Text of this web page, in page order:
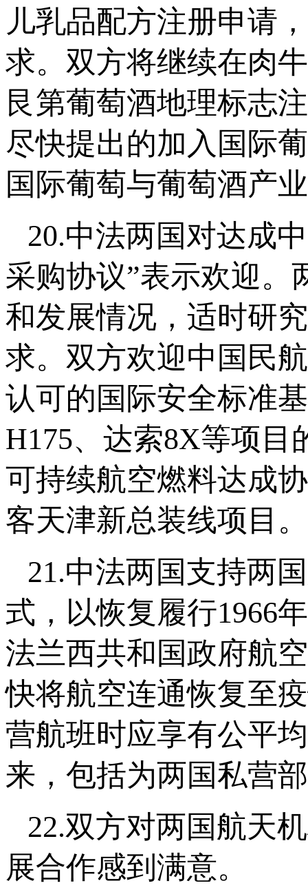
儿乳品配方注册申请
求。双方将继续在肉
艮第葡萄酒地理标志
尽快提出的加入国际
国际葡萄与葡萄酒产
20.中法两国对达成
采购协议”表示欢迎。
和发展情况，适时研
求。双方欢迎中国民
认可的国际安全标准
H175、达索8X等项
可持续航空燃料达成
客天津新总装线项目。
21.中法两国支持两
式，以恢复履行1966
法兰西共和国政府航
快将航空连通恢复至
营航班时应享有公平
来，包括为两国私营
22.双方对两国航天
展合作感到满意。